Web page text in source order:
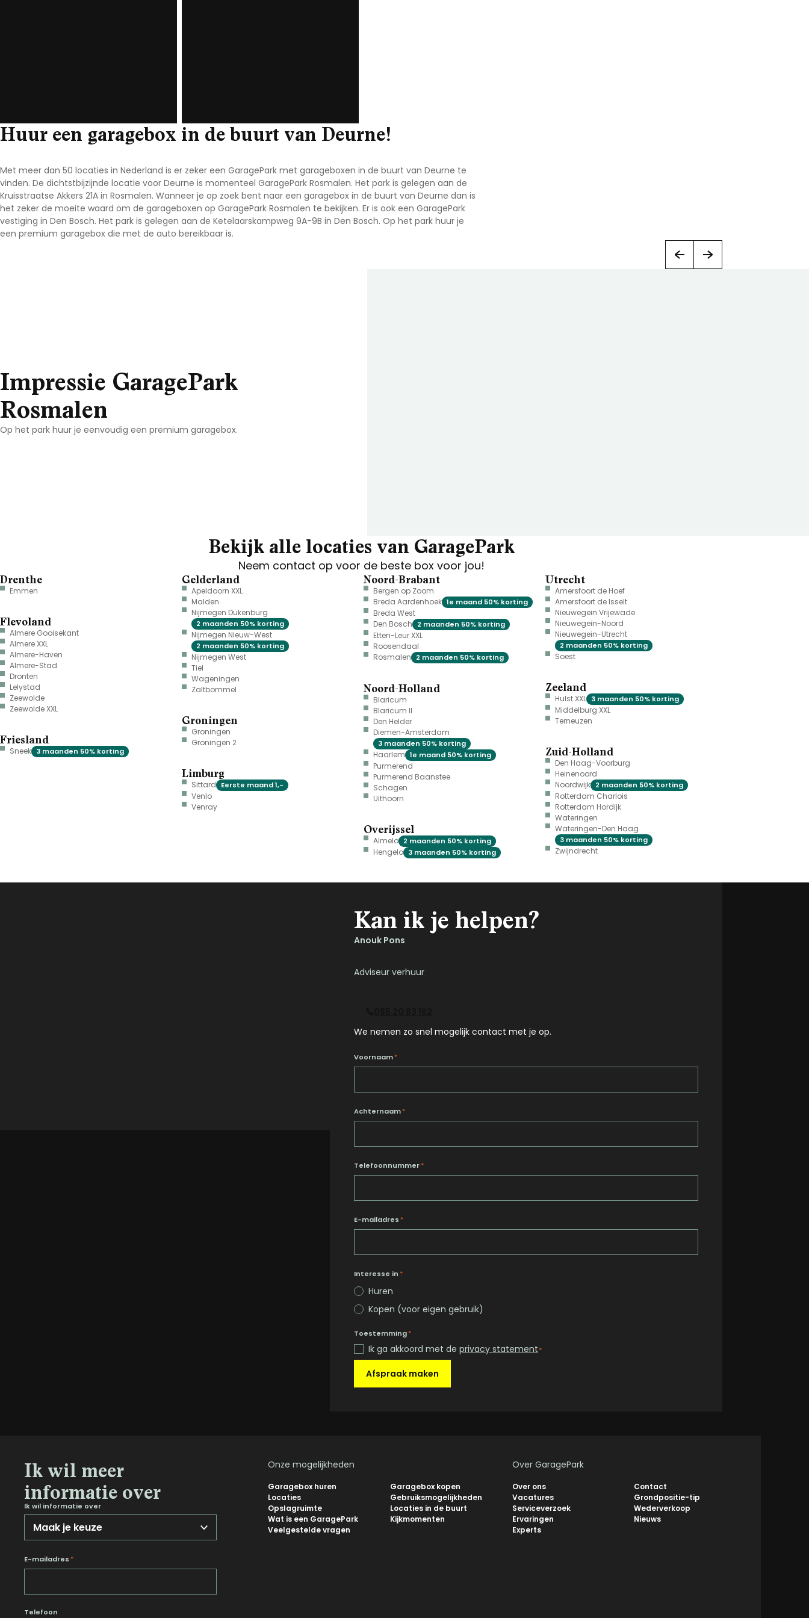
Huur een garagebox in de buurt van Deurne!
Met meer dan 50 locaties in Nederland is er zeker een GaragePark met garageboxen in de buurt van Deurne te
vinden. De dichtstbijzijnde locatie voor Deurne is momenteel GaragePark Rosmalen. Het park is gelegen aan de
Kruisstraatse Akkers 21A in Rosmalen. Wanneer je op zoek bent naar een garagebox in de buurt van Deurne dan is
het zeker de moeite waard om de garageboxen op GaragePark Rosmalen te bekijken. Er is ook een GaragePark
vestiging in Den Bosch. Het park is gelegen aan de Ketelaarskampweg 9A-9B in Den Bosch. Op het park huur je
een premium garagebox die met de auto bereikbaar is.
Impressie GaragePark
Rosmalen
Op het park huur je eenvoudig een premium garagebox.
Bekijk alle locaties van GaragePark
Neem contact op voor de beste box voor jou!
Drenthe
Emmen
Flevoland
Almere Gooisekant
Almere XXL
Almere-Haven
Almere-Stad
Dronten
Lelystad
Zeewolde
Zeewolde XXL
Friesland
Sneek 3 maanden 50% korting
Gelderland
Apeldoorn XXL
Malden
Nijmegen Dukenburg
2 maanden 50% korting
Nijmegen Nieuw-West
2 maanden 50% korting
Nijmegen West
Tiel
Wageningen
Zaltbommel
Groningen
Groningen
Groningen 2
Limburg
Sittard Eerste maand 1,-
Venlo
Venray
Noord-Brabant
Bergen op Zoom
Breda Aardenhoek 1e maand 50% korting
Breda West
Den Bosch
2 maanden 50% korting
Etten-Leur XXL
Roosendaal
Rosmalen
2 maanden 50% korting
Noord-Holland
Blaricum
Blaricum II
Den Helder
Diemen-Amsterdam
3 maanden 50% korting
Haarlem 1e maand 50% korting
Purmerend
Purmerend Baanstee
Schagen
Uithoorn
Overijssel
Almelo 2 maanden 50% korting
Hengelo 3 maanden 50% korting
Utrecht
Amersfoort de Hoef
Amersfoort de Isselt
Nieuwegein Vrijewade
Nieuwegein-Noord
Nieuwegein-Utrecht
2 maanden 50% korting
Soest
Zeeland
Hulst XXL 3 maanden 50% korting
Middelburg XXL
Terneuzen
Zuid-Holland
Den Haag-Voorburg
Heinenoord
Noordwijk 2 maanden 50% korting
Rotterdam Charlois
Rotterdam Hordijk
Wateringen
Wateringen-Den Haag
3 maanden 50% korting
Zwijndrecht
Kan ik je helpen?
Anouk Pons
Adviseur verhuur
We nemen zo snel mogelijk contact met je op.
Voornaam*
Achternaam*
Telefoonnummer*
E-mailadres *
Interesse in *
Huren
Kopen (voor eigen gebruik)
Toestemming*
Ik ga akkoord met de privacy statement*
Afspraak maken
Ik wil meer
informatie over
Ik wil informatie over
E-mailadres *
Telefoon
Onze mogelijkheden
Garagebox huren
Garagebox kopen
Locaties
Gebruiksmogelijkheden
Opslagruimte
Locaties in de buurt
Wat is een GaragePark
Kijkmomenten
Veelgestelde vragen
Over GaragePark
Over ons
Contact
Vacatures
Grondpositie-tip
Serviceverzoek
Wederverkoop
Ervaringen
Nieuws
Experts